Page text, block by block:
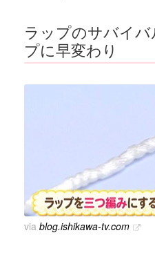
ラップのサバイ
プに早変わり
via blog.ishikawa-tv.com